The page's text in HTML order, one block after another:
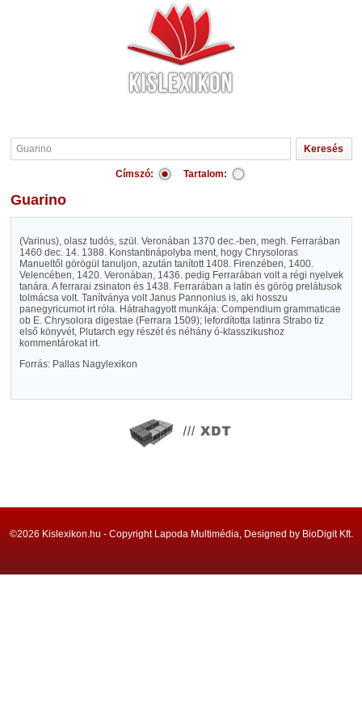
Címszó: Tartalom:
Guarino
(Varinus), olasz tudós, szül. Veronában 1370 dec.-ben, megh. Ferrarában
1460 dec. 14. 1388. Konstantinápolyba ment, hogy Chrysoloras
Manueltől görögül tanuljon, azután tanított 1408. Firenzében, 1400.
Velencében, 1420. Veronában, 1436. pedig Ferrarában volt a régi nyelvek
tanára. A ferrarai zsinaton és 1438. Ferrarában a latin és görög prelátusok
tolmácsa volt. Tanítványa volt Janus Pannonius is, aki hosszu
panegyricumot irt róla. Hátrahagyott munkája: Compendium grammaticae
ob E. Chrysolora digestae (Ferrara 1509); lefordította latinra Strabo tiz
első könyvét, Plutarch egy részét és néhány ó-klasszikushoz
kommentárokat irt.
Forrás: Pallas Nagylexikon
©2026 Kislexikon.hu - Copyright Lapoda Multimédia, Designed by BioDigit Kft.